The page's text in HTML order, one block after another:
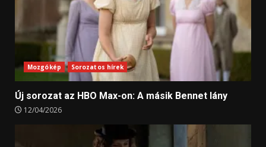
Mozgókép Sorozatos hírek
Új sorozat az HBO Max-on: A másik Bennet lány
12/04/2026